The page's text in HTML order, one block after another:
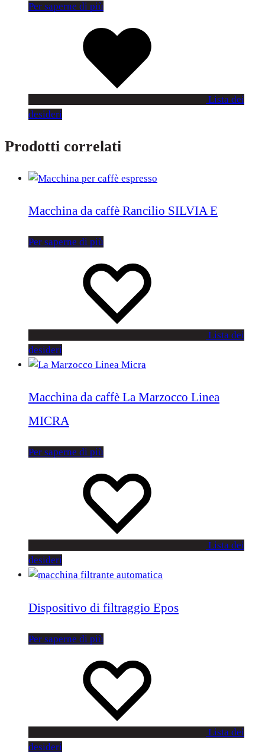
Per saperne di più
Lista dei
desideri
Prodotti correlati
Macchina da caffè Rancilio SILVIA E
Per saperne di più
Lista dei
desideri
Macchina da caffè La Marzocco Linea
MICRA
Per saperne di più
Lista dei
desideri
Dispositivo di filtraggio Epos
Per saperne di più
Lista dei
desideri